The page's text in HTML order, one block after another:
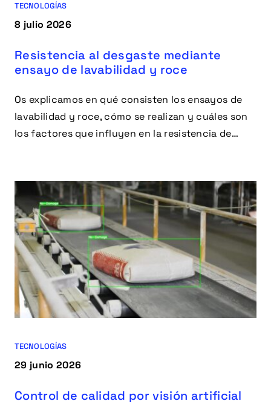
TECNOLOGÍAS
8 julio 2026
Resistencia al desgaste mediante
ensayo de lavabilidad y roce
Os explicamos en qué consisten los ensayos de
lavabilidad y roce, cómo se realizan y cuáles son
los factores que influyen en la resistencia de
TECNOLOGÍAS
29 junio 2026
Control de calidad por visión artificial